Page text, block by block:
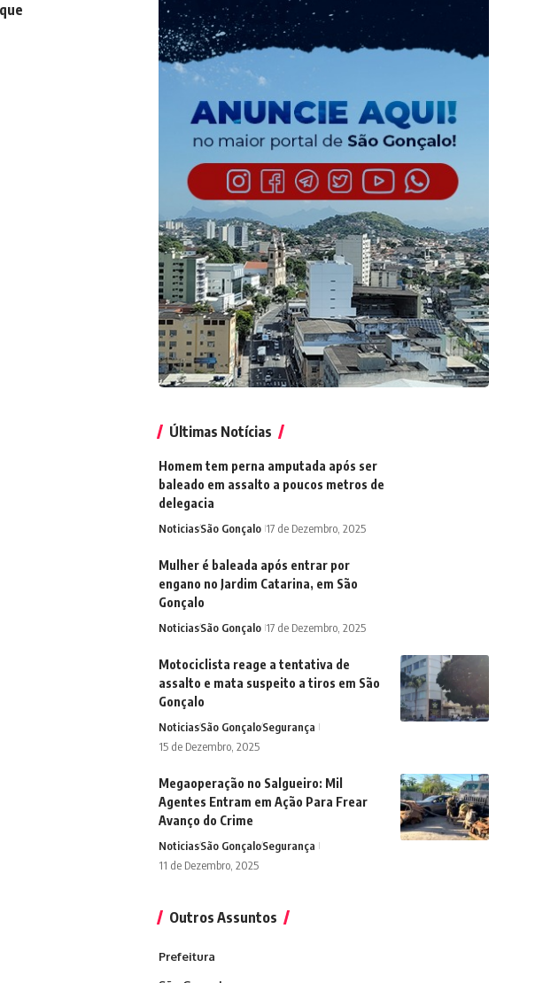
Últimas Notícias
Homem tem perna amputada após ser
baleado em assalto a poucos metros de
delegacia
NoticiasSão Gonçalo 17 de Dezembro, 2025
Mulher é baleada após entrar por
engano no Jardim Catarina, em São
Gonçalo
NoticiasSão Gonçalo 17 de Dezembro, 2025
Motociclista reage a tentativa de
assalto e mata suspeito a tiros em São
Gonçalo
NoticiasSão GonçaloSegurança
15 de Dezembro, 2025
Megaoperação no Salgueiro: Mil
Agentes Entram em Ação Para Frear
Avanço do Crime
NoticiasSão GonçaloSegurança
11 de Dezembro, 2025
Outros Assuntos
Prefeitura